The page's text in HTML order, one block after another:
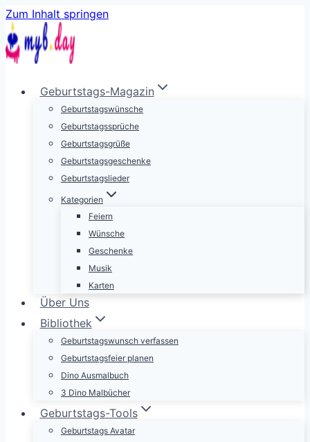
Zum Inhalt springen
Geburtstags-Magazin
Geburtstagswünsche
Geburtstagssprüche
Geburtstagsgrüße
Geburtstagsgeschenke
Geburtstagslieder
Kategorien
Feiern
Wünsche
Geschenke
Musik
Karten
Über Uns
Bibliothek
Geburtstagswunsch verfassen
Geburtstagsfeier planen
Dino Ausmalbuch
3 Dino Malbücher
Geburtstags-Tools
Geburtstags Avatar